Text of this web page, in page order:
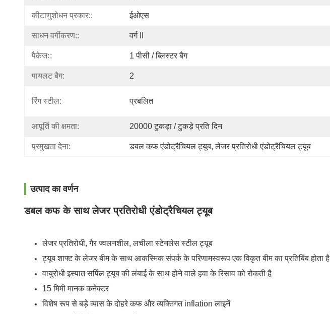
कीटाणुशोधन प्रकार:: ईओएस
साधन वर्गीकरण:: वर्ग II
पैकेजः: 1 पीसी / ब्लिस्टर बैग
पायलट बैग: 2
रिंग स्टील: प्रबलित
आपूर्ति की क्षमता: 20000 टुकड़ा / टुकड़े प्रति दिन
प्रमुखता देना: डबल कफ एंडोट्रैचियल ट्यूब, लेजर प्रतिरोधी एंडोट्रैचियल ट्यूब
उत्पाद का वर्णन
डबल कफ के साथ लेजर प्रतिरोधी एंडोट्रैचियल ट्यूब
लेजर प्रतिरोधी, गैर ज्वलनशील, लचीला स्टेनलेस स्टील ट्यूब
ट्यूब शाफ्ट के लेजर बीम के साथ आकस्मिक संपर्क के परिणामस्वरूप एक विकृत बीम का प्रतिबिंब होता है
वायुरोधी इस्पात सर्पिल ट्यूब की लंबाई के साथ होने वाले हवा के रिसाव को रोकती है
15 मिमी मानक कनेक्टर
विशेष रूप से बड़े व्यास के दोहरे कफ और व्यक्तिगत inflation लाइनें